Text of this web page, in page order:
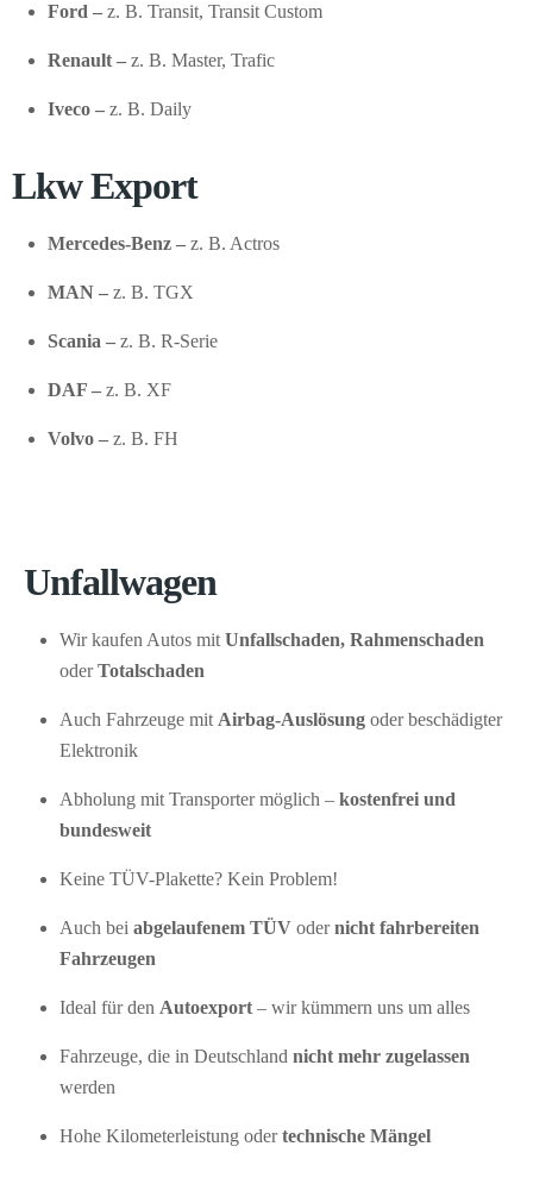
Ford – z. B. Transit, Transit Custom
Renault – z. B. Master, Trafic
Iveco – z. B. Daily
Lkw Export
Mercedes-Benz – z. B. Actros
MAN – z. B. TGX
Scania – z. B. R-Serie
DAF – z. B. XF
Volvo – z. B. FH
Unfallwagen
Wir kaufen Autos mit Unfallschaden, Rahmenschaden
oderTotalschaden
Auch Fahrzeuge mit Airbag-Auslösung oder beschädigter
Elektronik
Abholung mit Transporter möglich – kostenfrei und
bundesweit
Keine TÜV-Plakette? Kein Problem!
Auch bei abgelaufenem TÜV odernicht fahrbereiten
Fahrzeugen
Ideal für den Autoexport – wir kümmern uns um alles
Fahrzeuge, die in Deutschland nicht mehr zugelassen
werden
Hohe Kilometerleistung odertechnische Mängel